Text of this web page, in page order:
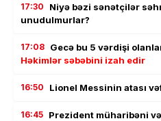
17:30
Niyə bəzi sənətçilər
unudulmurlar?
17:08 Gecə bu 5 vərdişi
Həkimlər səbəbini izah edir
16:50 Lionel Messinin atası
16:45 Prezident müharibəni